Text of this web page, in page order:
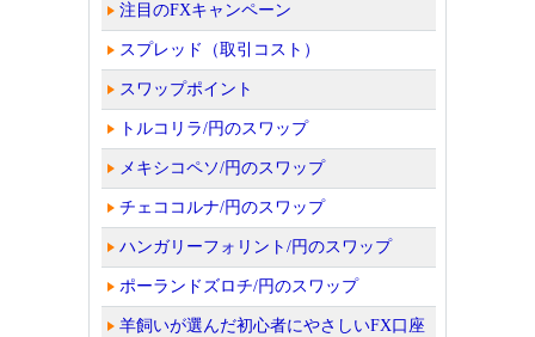
注目のFXキャンペーン
スプレッド（取引コスト）
スワップポイント
トルコリラ/円のスワップ
メキシコペソ/円のスワップ
チェココルナ/円のスワップ
ハンガリーフォリント/円のスワップ
ポーランドズロチ/円のスワップ
羊飼いが選んだ初心者にやさしいFX口座